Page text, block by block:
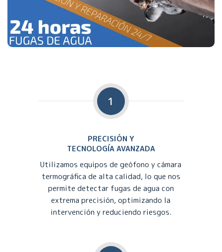
1
PRECISIÓN Y
TECNOLOGÍA AVANZADA
Utilizamos equipos de geófono y cámara
termográfica de alta calidad, lo que nos
permite detectar fugas de agua con
extrema precisión, optimizando la
intervención y reduciendo riesgos.